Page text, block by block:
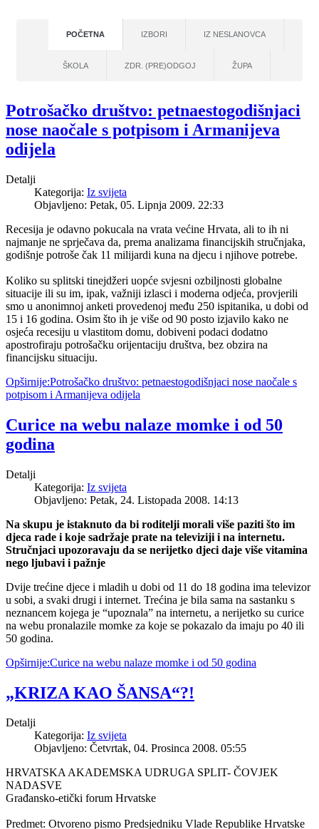
POČETNA IZBORI IZ NESLANOVCA
ŠKOLA ZDR. (PRE)ODGOJ ŽUPA
Potrošačko društvo: petnaestogodišnjaci
nose naočale s potpisom i Armanijeva
odijela
Detalji
Kategorija: Iz svijeta
Objavljeno: Petak, 05. Lipnja 2009. 22:33
Recesija je odavno pokucala na vrata većine Hrvata, ali to ih ni
najmanje ne sprječava da, prema analizama financijskih stručnjaka,
godišnje potroše čak 11 milijardi kuna na djecu i njihove potrebe.
Koliko su splitski tinejdžeri uopće svjesni ozbiljnosti globalne
situacije ili su im, ipak, važniji izlasci i moderna odjeća, provjerili
smo u anonimnoj anketi provedenoj među 250 ispitanika, u dobi od
15 i 16 godina. Osim što ih je više od 90 posto izjavilo kako ne
osjeća recesiju u vlastitom domu, dobiveni podaci dodatno
apostrofiraju potrošačku orijentaciju društva, bez obzira na
financijsku situaciju.
Opširnije:Potrošačko društvo: petnaestogodišnjaci nose naočale s
potpisom i Armanijeva odijela
Curice na webu nalaze momke i od 50
godina
Detalji
Kategorija: Iz svijeta
Objavljeno: Petak, 24. Listopada 2008. 14:13
Na skupu je istaknuto da bi roditelji morali više paziti što im
djeca rade i koje sadržaje prate na televiziji i na internetu.
Stručnjaci upozoravaju da se nerijetko djeci daje više vitamina
nego ljubavi i pažnje
Dvije trećine djece i mladih u dobi od 11 do 18 godina ima televizor
u sobi, a svaki drugi i internet. Trećina je bila sama na sastanku s
neznancem kojega je “upoznala” na internetu, a nerijetko su curice
na webu pronalazile momke za koje se pokazalo da imaju po 40 ili
50 godina.
Opširnije:Curice na webu nalaze momke i od 50 godina
„KRIZA KAO ŠANSA“?!
Detalji
Kategorija: Iz svijeta
Objavljeno: Četvrtak, 04. Prosinca 2008. 05:55
HRVATSKA AKADEMSKA UDRUGA SPLIT- ČOVJEK
NADASVE
Građansko-etički forum Hrvatske
Predmet: Otvoreno pismo Predsjedniku Vlade Republike Hrvatske